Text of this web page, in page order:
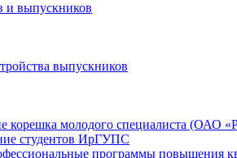
и выпускников
выпускников
корешка молодого специалиста (ОАО
студентов ИрГУПС
программы повышения